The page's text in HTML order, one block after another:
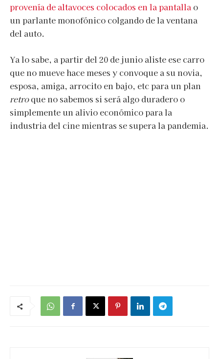
provenía de altavoces colocados en la pantalla o
un parlante monofónico colgando de la ventana
del auto.
Ya lo sabe, a partir del 20 de junio aliste ese carro
que no mueve hace meses y convoque a su novia,
esposa, amiga, arrocito en bajo, etc para un plan
retroque no sabemos si será algo duradero o
simplemente un alivio económico para la
industria del cine mientras se supera la pandemia.